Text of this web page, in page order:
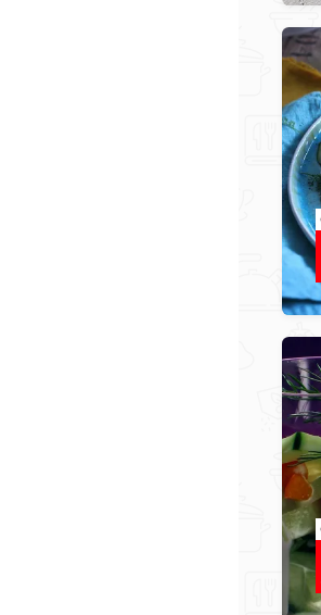
duka73
Za